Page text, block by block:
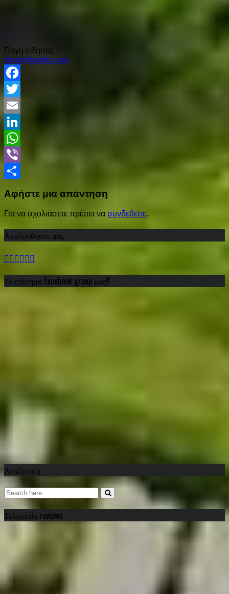
Πηγή είδησης :
nintendowire.com
Facebook
Twitter
Email
LinkedIn
WhatsApp
Viber
Αφήστε μια απάντηση
Για να σχολιάσετε πρέπει να συνδεθείτε.
Ακολουθήστε μας
Το επίσημο facebook group μας!!
Αναζήτηση
Τελευταία reviews